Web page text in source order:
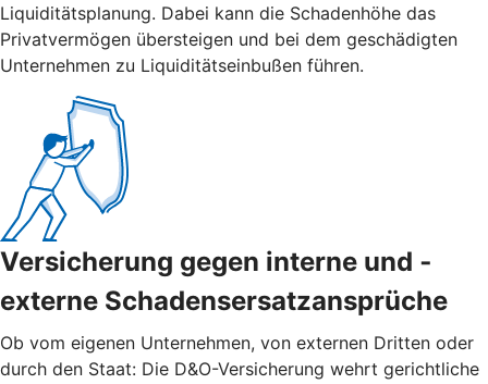
Liquiditätsplanung. Dabei kann die Schadenhöhe das
Privatvermögen übersteigen und bei dem geschädigten
Unternehmen zu Liquiditätseinbußen führen.
Versicherung gegen interne und ­
externe ­Schadensersatzansprüche
Ob vom eigenen Unternehmen, von externen Dritten oder
durch den Staat: Die D&O-Versicherung wehrt gerichtliche